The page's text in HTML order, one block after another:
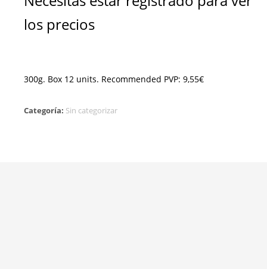
los precios
300g. Box 12 units. Recommended PVP: 9,55€
Categoría: Sin categorizar